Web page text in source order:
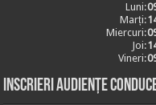
Luni:
Marți:
Miercuri:
Joi:
Vineri:
Inscrieri audiențe